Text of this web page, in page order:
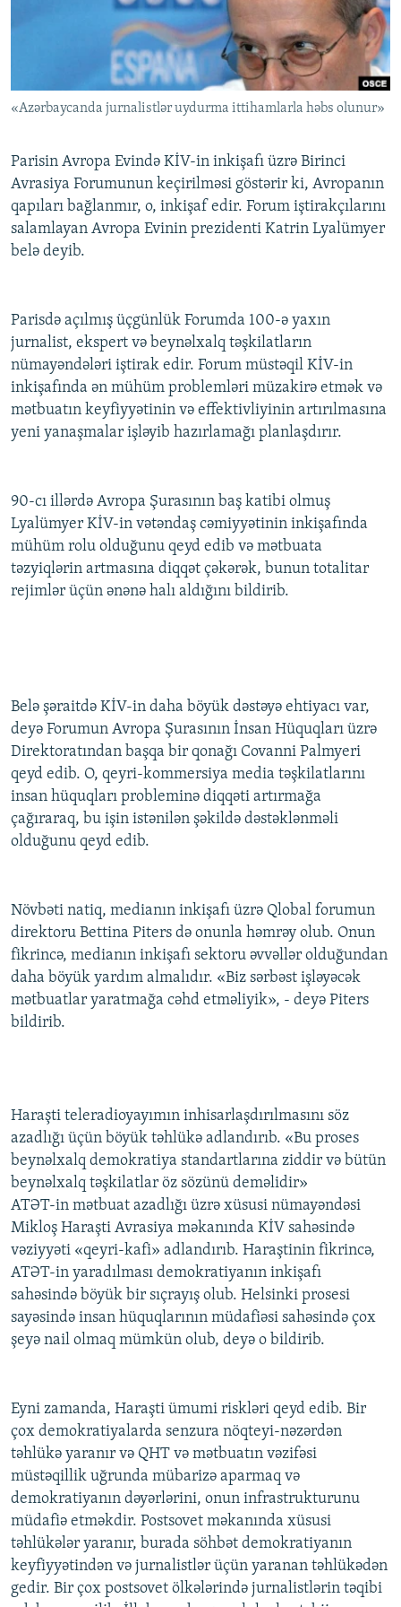
AZƏRBAYCAN ƏDƏBIYYATI KITABXANASI
İSLAM VƏ DEMOKRATIYA
İZ - MƏDƏNIYYƏT PROQRAMI
PEŞƏ ETIKASI VƏ JURNALISTIKA STANDARTLARIMIZ
MATERIALLARIMIZDAN ISTIFADƏ
AZADLIQRADIOSU MOBIL TELEFONUNUZDA
XƏBƏR BÜLLETENLƏRIMIZ
RFE/RL-in bütün saytları
«Azərbaycanda jurnalistlər uydurma ittihamlarla həbs olunur»
Parisin Avropa Evində KİV-in inkişafı üzrə Birinci
Avrasiya Forumunun keçirilməsi göstərir ki, Avropanın
qapıları bağlanmır, o, inkişaf edir. Forum iştirakçılarını
salamlayan Avropa Evinin prezidenti Katrin Lyalümyer
belə deyib.
Parisdə açılmış üçgünlük Forumda 100-ə yaxın
jurnalist, ekspert və beynəlxalq təşkilatların
nümayəndələri iştirak edir. Forum müstəqil KİV-in
inkişafında ən mühüm problemləri müzakirə etmək və
mətbuatın keyfiyyətinin və effektivliyinin artırılmasına
yeni yanaşmalar işləyib hazırlamağı planlaşdırır.
90-cı illərdə Avropa Şurasının baş katibi olmuş
Lyalümyer KİV-in vətəndaş cəmiyyətinin inkişafında
mühüm rolu olduğunu qeyd edib və mətbuata
təzyiqlərin artmasına diqqət çəkərək, bunun totalitar
rejimlər üçün ənənə halı aldığını bildirib.
Belə şəraitdə KİV-in daha böyük dəstəyə ehtiyacı var,
deyə Forumun Avropa Şurasının İnsan Hüquqları üzrə
Direktoratından başqa bir qonağı Covanni Palmyeri
qeyd edib. O, qeyri-kommersiya media təşkilatlarını
insan hüquqları probleminə diqqəti artırmağa
çağıraraq, bu işin istənilən şəkildə dəstəklənməli
olduğunu qeyd edib.
Növbəti natiq, medianın inkişafı üzrə Qlobal forumun
direktoru Bettina Piters də onunla həmrəy olub. Onun
fikrincə, medianın inkişafı sektoru əvvəllər olduğundan
daha böyük yardım almalıdır. «Biz sərbəst işləyəcək
mətbuatlar yaratmağa cəhd etməliyik», - deyə Piters
bildirib.
Haraşti teleradioyayımın inhisarlaşdırılmasını söz
azadlığı üçün böyük təhlükə adlandırıb. «Bu proses
beynəlxalq demokratiya standartlarına ziddir və bütün
beynəlxalq təşkilatlar öz sözünü deməlidir»
ATƏT-in mətbuat azadlığı üzrə xüsusi nümayəndəsi
Mikloş Haraşti Avrasiya məkanında KİV sahəsində
vəziyyəti «qeyri-kafi» adlandırıb. Haraştinin fikrincə,
ATƏT-in yaradılması demokratiyanın inkişafı
sahəsində böyük bir sıçrayış olub. Helsinki prosesi
sayəsində insan hüquqlarının müdafiəsi sahəsində çox
şeyə nail olmaq mümkün olub, deyə o bildirib.
Eyni zamanda, Haraşti ümumi riskləri qeyd edib. Bir
çox demokratiyalarda senzura nöqteyi-nəzərdən
təhlükə yaranır və QHT və mətbuatın vəzifəsi
müstəqillik uğrunda mübarizə aparmaq və
demokratiyanın dəyərlərini, onun infrastrukturunu
müdafiə etməkdir. Postsovet məkanında xüsusi
təhlükələr yaranır, burada söhbət demokratiyanın
keyfiyyətindən və jurnalistlər üçün yaranan təhlükədən
gedir. Bir çox postsovet ölkələrində jurnalistlərin təqibi